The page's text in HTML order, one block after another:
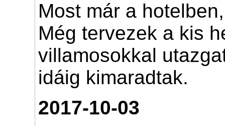
Most már a
Még tervezek a kis
villamosokkal
idáig kimaradtak.
2017-10-03